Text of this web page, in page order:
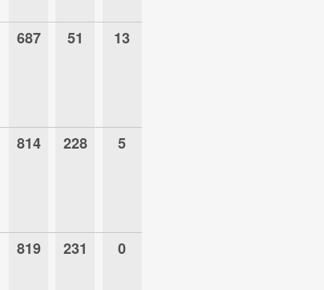
687 51 13
814 228 5
819 231 0